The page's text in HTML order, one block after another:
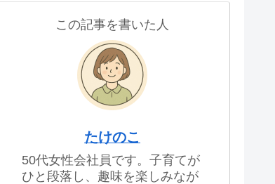
この記事を書いた人
たけのこ
50代女性会社員です。子育てが
ひと段落し、趣味を楽しみなが